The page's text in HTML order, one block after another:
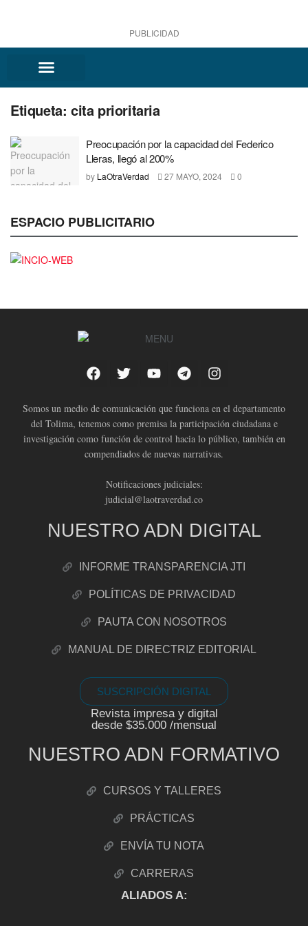
PUBLICIDAD
Etiqueta: cita prioritaria
Preocupación por la capacidad del Federico
Lleras, llegó al 200%
by LaOtraVerdad 27 MAYO, 2024 0
ESPACIO PUBLICITARIO
Somos un medio de comunicación que funciona en el departamento
del Tolima, tenemos como premisa la participación ciudadana e
investigación como función de control hacia lo público, también en
compendiados de nuevas narrativas.
Notificaciones judiciales:
judicial@laotraverdad.co
NUESTRO ADN DIGITAL
INFORME TRANSPARENCIA JTI
POLÍTICAS DE PRIVACIDAD
PAUTA CON NOSOTROS
MANUAL DE DIRECTRIZ EDITORIAL
SUSCRIPCIÓN DIGITAL
Revista impresa y digital
desde $35.000 /mensual
NUESTRO ADN FORMATIVO
CURSOS Y TALLERES
PRÁCTICAS
ENVÍA TU NOTA
CARRERAS
ALIADOS A: